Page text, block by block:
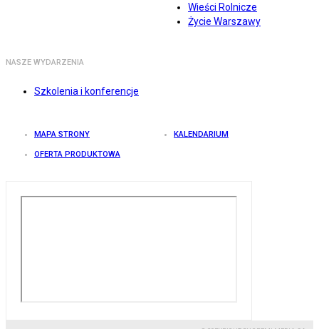
Wieści Rolnicze
Życie Warszawy
NASZE WYDARZENIA
Szkolenia i konferencje
MAPA STRONY KALENDARIUM
OFERTA PRODUKTOWA